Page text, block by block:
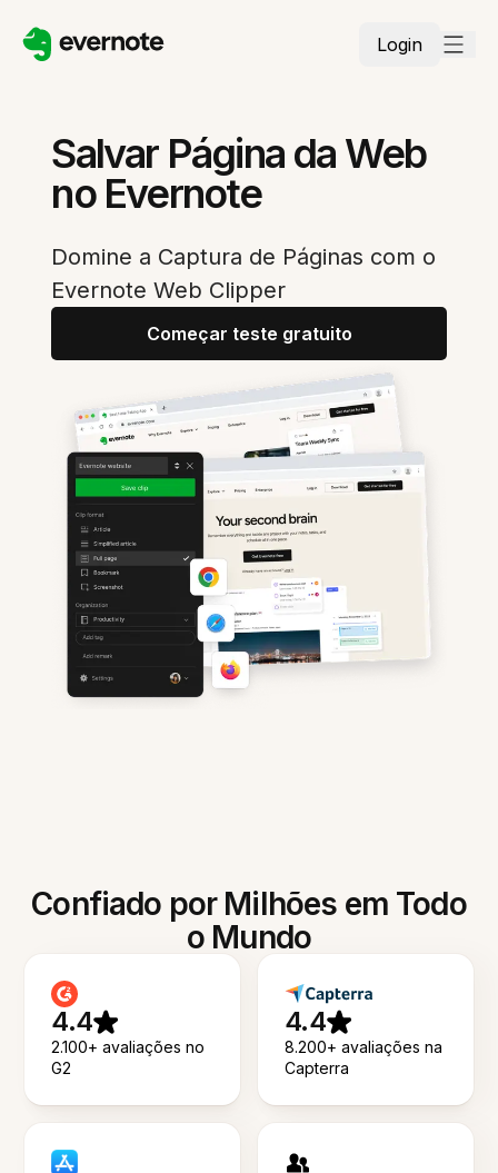
Login
Salvar Página da Web
no Evernote
Domine a Captura de Páginas com o
Evernote Web Clipper
Começar teste gratuito
Confiado por Milhões em Todo
o Mundo
4.4
2.100+ avaliações no
G2
4.4
8.200+ avaliações na
Capterra